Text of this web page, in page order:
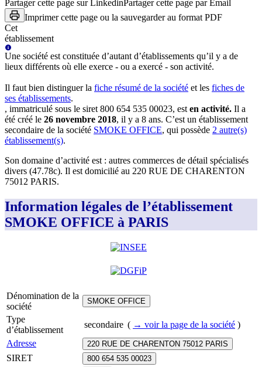
Partager cette page sur LinkedinPartager cette page par Email
Imprimer cette page ou la sauvegarder au format PDF
Cet
établissement
Une société est constituée d’autant d’établissements qu’il y a de
lieux différents où elle exerce - ou a exercé - son activité.
Il faut bien distinguer la fiche résumé de la société et les fiches de
ses établissements.
, immatriculé sous le siret 800 654 535 00023, est en activité. Il a
été créé le 26 novembre 2018, il y a 8 ans. C’est un établissement
secondaire de la société SMOKE OFFICE, qui possède 2 autre(s)
établissement(s).
Son domaine d’activité est : autres commerces de détail spécialisés
divers (47.78c). Il est domicilié au 220 RUE DE CHARENTON
75012 PARIS.
Information légales de l’établissement
SMOKE OFFICE à PARIS
Dénomination de la
société
SMOKE OFFICE
Type
d’établissement
secondaire ( → voir la page de la société )
Adresse
220 RUE DE CHARENTON 75012 PARIS
SIRET 800 654 535 00023